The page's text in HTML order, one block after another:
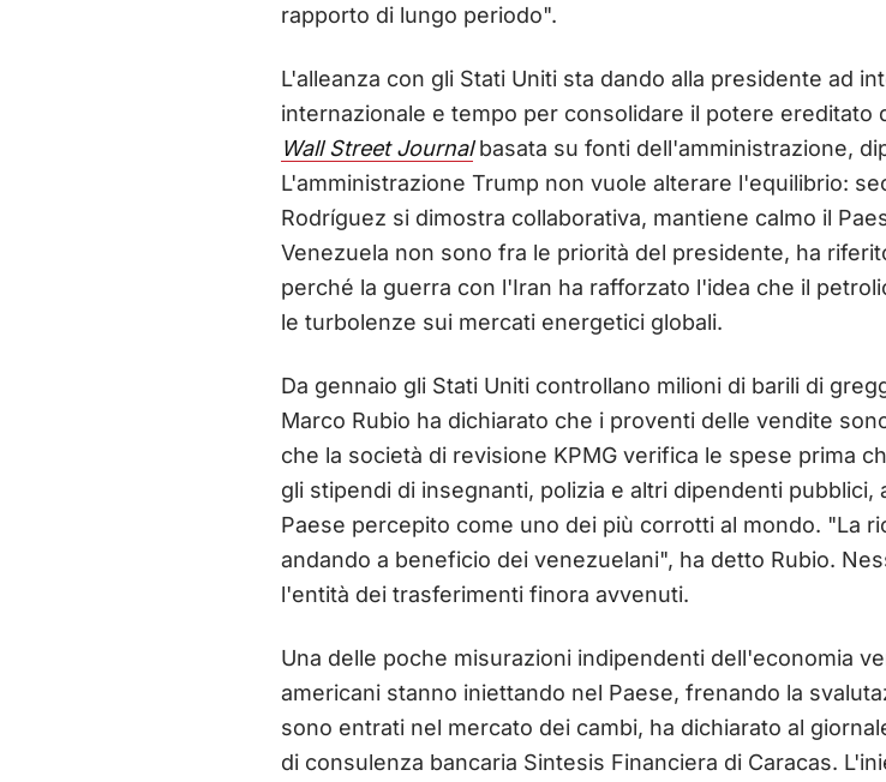
rapporto di lungo periodo".
L'alleanza con gli Stati Uniti sta dando alla presidente ad
internazionale e tempo per consolidare il potere
Wall Street Journalbasata su fonti dell'amministrazione,
L'amministrazione Trump non vuole alterare l'equilibrio:
Rodríguez si dimostra collaborativa, mantiene calmo il
Venezuela non sono fra le priorità del presidente, ha
perché la guerra con l'Iran ha rafforzato l'idea che il
le turbolenze sui mercati energetici globali.
Da gennaio gli Stati Uniti controllano milioni di barili di
Marco Rubio ha dichiarato che i proventi delle vendite
che la società di revisione KPMG verifica le spese prima
gli stipendi di insegnanti, polizia e altri dipendenti
Paese percepito come uno dei più corrotti al mondo. "La
andando a beneficio dei venezuelani", ha detto Rubio.
l'entità dei trasferimenti finora avvenuti.
Una delle poche misurazioni indipendenti dell'economia
americani stanno iniettando nel Paese, frenando la
sono entrati nel mercato dei cambi, ha dichiarato al
di consulenza bancaria Sintesis Financiera di Caracas.